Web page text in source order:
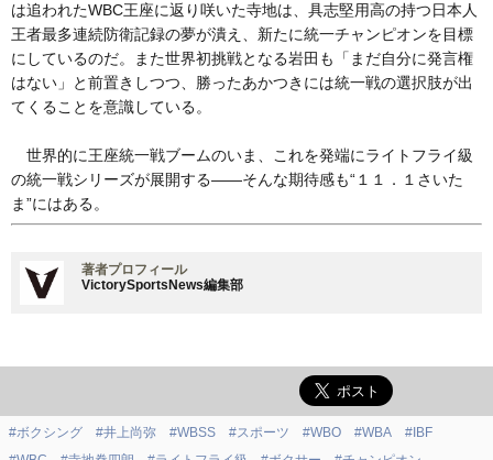
は追われたWBC王座に返り咲いた寺地は、具志堅用高の持つ日本人
王者最多連続防衛記録の夢が潰え、新たに統一チャンピオンを目標
にしているのだ。また世界初挑戦となる岩田も「まだ自分に発言権
はない」と前置きしつつ、勝ったあかつきには統一戦の選択肢が出
てくることを意識している。
世界的に王座統一戦ブームのいま、これを発端にライトフライ級
の統一戦シリーズが展開する――そんな期待感も“１１．１さいた
ま”にはある。
著者プロフィール
VictorySportsNews編集部
#ボクシング #井上尚弥 #WBSS #スポーツ #WBO #WBA
#IBF